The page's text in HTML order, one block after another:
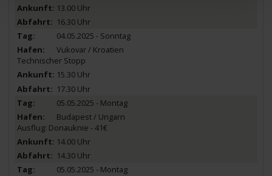
13.00 Uhr
16.30 Uhr
04.05.2025 - Sonntag
Vukovar / Kroatien
Technischer Stopp
15.30 Uhr
17.30 Uhr
05.05.2025 - Montag
Budapest / Ungarn
Ausflug: Donauknie - 41€
14.00 Uhr
14.30 Uhr
05.05.2025 - Montag